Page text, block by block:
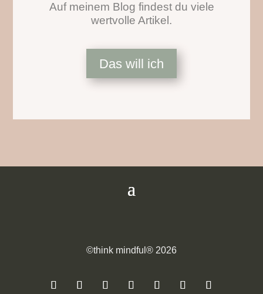
Auf meinem Blog findest du viele
wertvolle Artikel.
Das will ich
©think mindful® 2026